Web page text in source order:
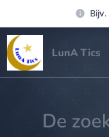
LunA Tics
De